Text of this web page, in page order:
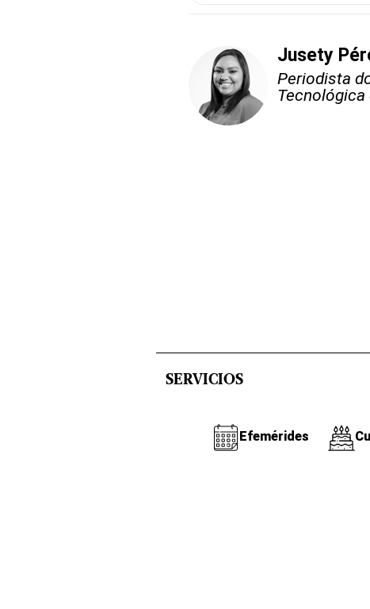
Jusety
Periodista
Tecnológica
SERVICIOS
Efemérides